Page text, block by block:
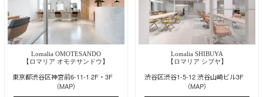
Lomalia OMOTESANDO
【ロマリア オモテサンドウ】
東京都渋谷区神宮前6-11-1 2F・3F
（MAP）
Lomalia SHIBUYA
【ロマリア シブヤ】
渋谷区渋谷1-5-12 渋谷山崎ビル3F
（MAP）